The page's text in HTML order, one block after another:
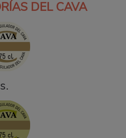
DEL CAVA